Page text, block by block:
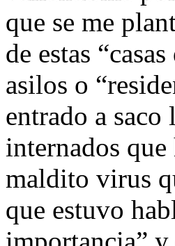
que se me
de estas
asilos o
entrado a
internados
maldito virus
que estuvo